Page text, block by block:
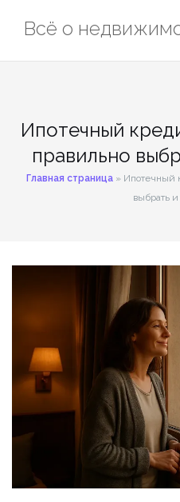
Всё о
Ипотечный
правильно
Главная страница » Ипотечный
выбрать